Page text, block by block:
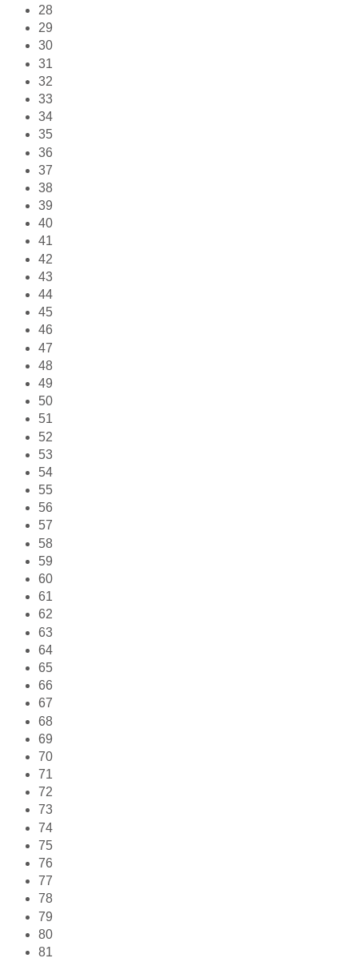
28
29
30
31
32
33
34
35
36
37
38
39
40
41
42
43
44
45
46
47
48
49
50
51
52
53
54
55
56
57
58
59
60
61
62
63
64
65
66
67
68
69
70
71
72
73
74
75
76
77
78
79
80
81